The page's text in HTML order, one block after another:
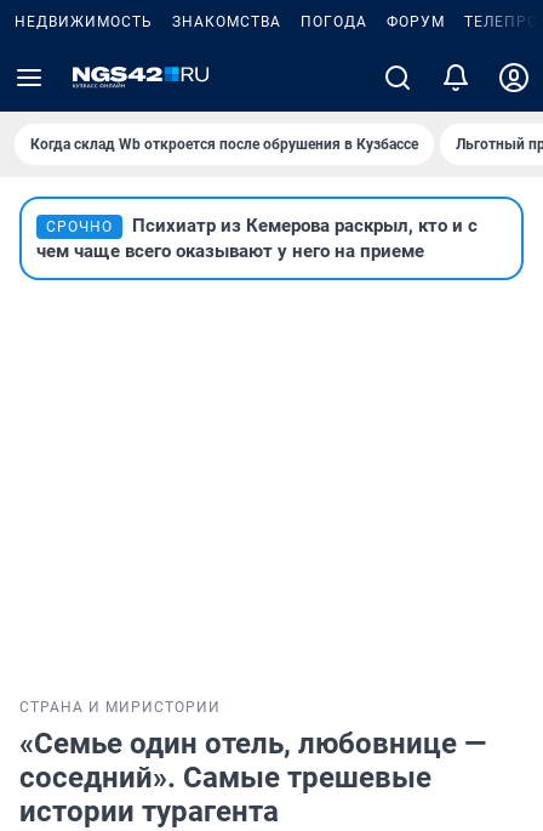
НЕДВИЖИМОСТЬ ЗНАКОМСТВА ПОГОДА ФОРУМ
Когда склад Wb откроется после обрушения в Кузбассе Льготный
СРОЧНО
Психиатр из Кемерова раскрыл, кто и с
чем чаще всего оказывают у него на приеме
СТРАНА И МИР ИСТОРИИ
«Семье один отель, любовнице —
соседний». Самые трешевые
истории турагента